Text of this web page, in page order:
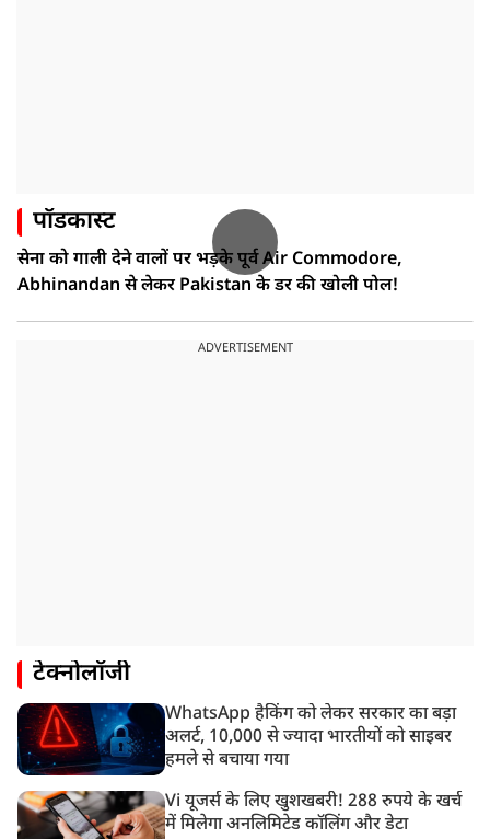
पॉडकास्ट
सेना को गाली देने वालों पर भड़के पूर्व Air Commodore,
Abhinandan से लेकर Pakistan के डर की खोली पोल!
ADVERTISEMENT
टेक्नोलॉजी
WhatsApp हैकिंग को लेकर सरकार का बड़ा
अलर्ट, 10,000 से ज्यादा भारतीयों को साइबर
हमले से बचाया गया
Vi यूजर्स के लिए खुशखबरी! 288 रुपये के खर्च
में मिलेगा अनलिमिटेड कॉलिंग और डेटा